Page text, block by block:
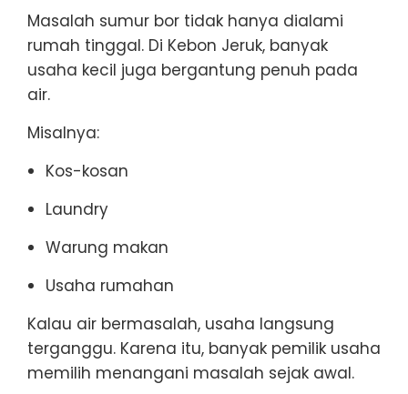
Masalah sumur bor tidak hanya dialami
rumah tinggal. Di Kebon Jeruk, banyak
usaha kecil juga bergantung penuh pada
air.
Misalnya:
Kos-kosan
Laundry
Warung makan
Usaha rumahan
Kalau air bermasalah, usaha langsung
terganggu. Karena itu, banyak pemilik usaha
memilih menangani masalah sejak awal.